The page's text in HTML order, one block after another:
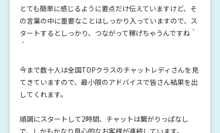
とても簡単に感じるように要点だけ伝えていますけど、そ
の言葉の中に重要なことはしっかり入っていますので、ス
タートするとしっかり、つながって稼げちゃうんですね＾
＾
今まで数十人は全国TOPクラスのチャットレディさんを見
てきていますので、最小限のアドバイスで皆さん結果を出
してくれます。
順調にスタートして2時間、チャットは繋がりっぱなし
で、しかもかなり良心的なお客様が連続しています。